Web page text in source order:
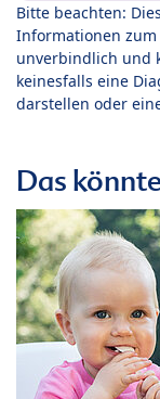
Bitte beachten:
Informationen
unverbindlich und
keinesfalls eine
darstellen oder
Das